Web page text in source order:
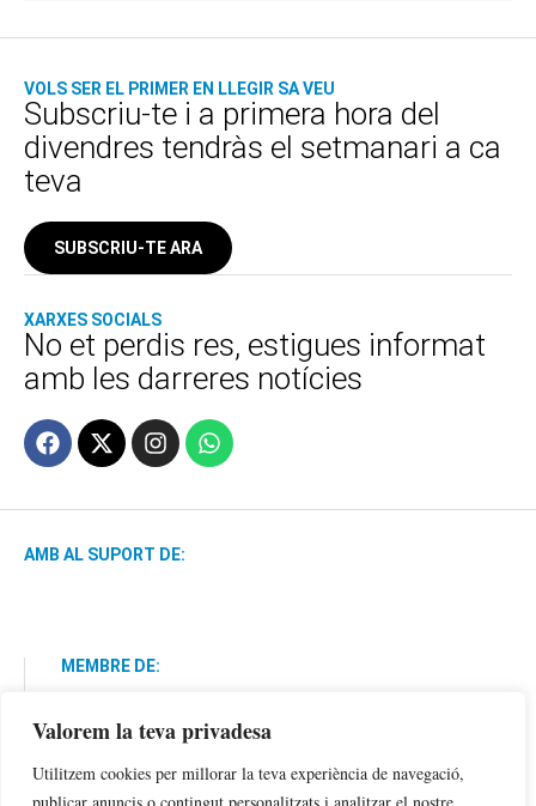
Valorem la teva privadesa
Utilitzem cookies per millorar la teva experiència de navegació,
VOLS SER EL PRIMER EN LLEGIR SA VEU
Subscriu-te i a primera hora del
divendres tendràs el setmanari a ca
teva
SUBSCRIU-TE ARA
XARXES SOCIALS
No et perdis res, estigues informat
amb les darreres notícies
AMB AL SUPORT DE:
MEMBRE DE: